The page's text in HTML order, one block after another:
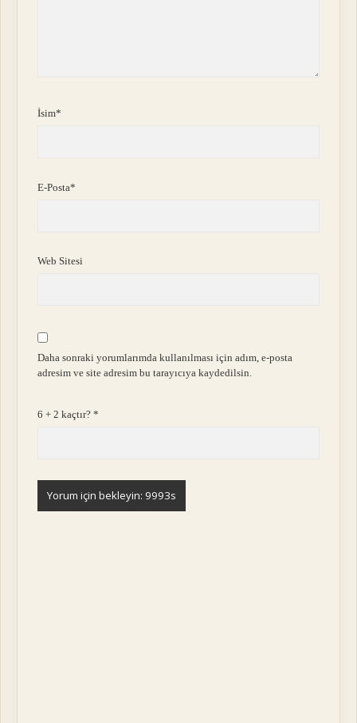
İsim*
E-Posta*
Web Sitesi
Daha sonraki yorumlarımda kullanılması için adım, e-posta
adresim ve site adresim bu tarayıcıya kaydedilsin.
6 + 2 kaçtır?*